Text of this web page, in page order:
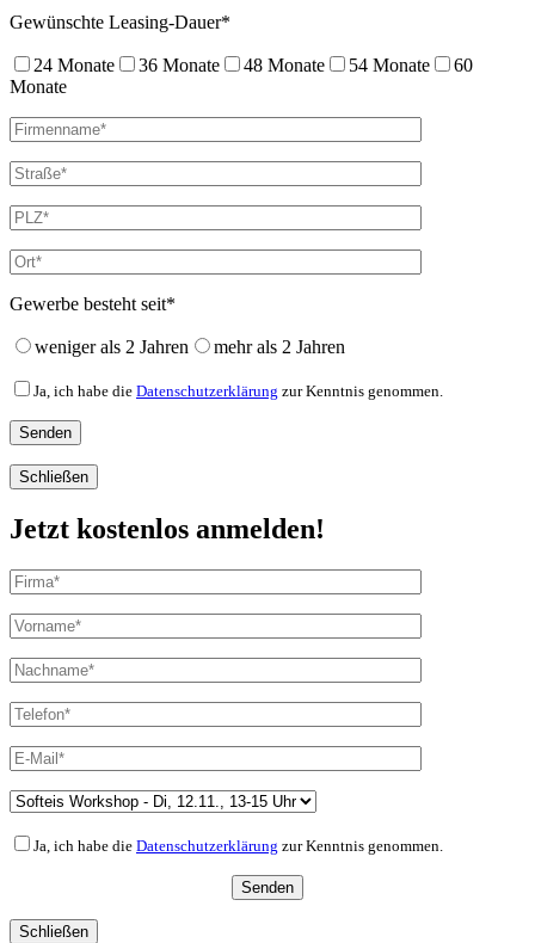
Gewünschte Leasing-Dauer*
24 Monate 36 Monate 48 Monate 54 Monate
60
Monate
Gewerbe besteht seit*
weniger als 2 Jahren mehr als 2 Jahren
Ja, ich habe die Datenschutzerklärung zur Kenntnis genommen.
Schließen
Jetzt kostenlos anmelden!
Ja, ich habe die Datenschutzerklärung zur Kenntnis genommen.
Schließen